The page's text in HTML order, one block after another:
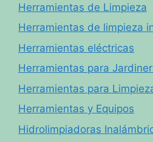
Herramientas de Limpieza
Herramientas de limpieza
Herramientas eléctricas
Herramientas para
Herramientas para
Herramientas y Equipos
Hidrolimpiadoras